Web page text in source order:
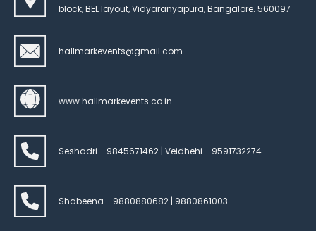
block, BEL layout, Vidyaranyapura, Bangalore. 560097
hallmarkevents@gmail.com
www.hallmarkevents.co.in
Seshadri - 9845671462 | Veidhehi - 9591732274
Shabeena - 9880880682 | 9880861003